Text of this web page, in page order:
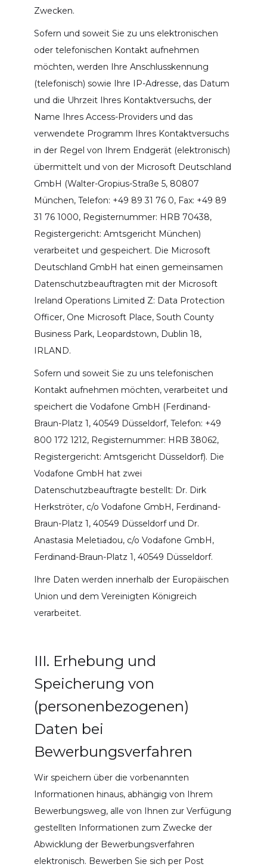
Zwecken.
Sofern und soweit Sie zu uns elektronischen
oder telefonischen Kontakt aufnehmen
möchten, werden Ihre Anschlusskennung
(telefonisch) sowie Ihre IP-Adresse, das Datum
und die Uhrzeit Ihres Kontaktversuchs, der
Name Ihres Access-Providers und das
verwendete Programm Ihres Kontaktversuchs
in der Regel von Ihrem Endgerät (elektronisch)
übermittelt und von der Microsoft Deutschland
GmbH (Walter-Gropius-Straße 5, 80807
München, Telefon: +49 89 31 76 0, Fax: +49 89
31 76 1000, Registernummer: HRB 70438,
Registergericht: Amtsgericht München)
verarbeitet und gespeichert. Die Microsoft
Deutschland GmbH hat einen gemeinsamen
Datenschutzbeauftragten mit der Microsoft
Ireland Operations Limited Z: Data Protection
Officer, One Microsoft Place, South County
Business Park, Leopardstown, Dublin 18,
IRLAND.
Sofern und soweit Sie zu uns telefonischen
Kontakt aufnehmen möchten, verarbeitet und
speichert die Vodafone GmbH (Ferdinand-
Braun-Platz 1, 40549 Düsseldorf, Telefon: +49
800 172 1212, Registernummer: HRB 38062,
Registergericht: Amtsgericht Düsseldorf). Die
Vodafone GmbH hat zwei
Datenschutzbeauftragte bestellt: Dr. Dirk
Herkströter, c/o Vodafone GmbH, Ferdinand-
Braun-Platz 1, 40549 Düsseldorf und Dr.
Anastasia Meletiadou, c/o Vodafone GmbH,
Ferdinand-Braun-Platz 1, 40549 Düsseldorf.
Ihre Daten werden innerhalb der Europäischen
Union und dem Vereinigten Königreich
verarbeitet.
III. Erhebung und
Speicherung von
(personenbezogenen)
Daten bei
Bewerbungsverfahren
Wir speichern über die vorbenannten
Informationen hinaus, abhängig von Ihrem
Bewerbungsweg, alle von Ihnen zur Verfügung
gestellten Informationen zum Zwecke der
Abwicklung der Bewerbungsverfahren
elektronisch. Bewerben Sie sich per Post